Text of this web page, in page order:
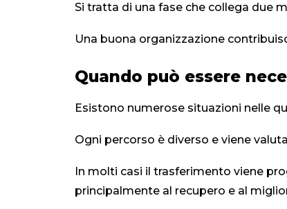
Si tratta di una fase che collega due
Una buona organizzazione
Quando può essere
Esistono numerose situazioni nelle
Ogni percorso è diverso e viene
In molti casi il trasferimento viene
principalmente al recupero e al